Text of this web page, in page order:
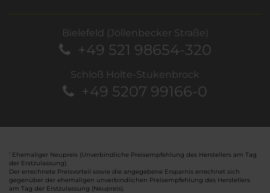
Bielefeld (Jöllenbecker Straße)
+49 521 98654-320
Schloß Holte-Stukenbrock
+49 5207 99166-0
Ehemaliger Neupreis (Unverbindliche Preisempfehlung des Herstellers am Tag
der Erstzulassung).
Der errechnete Preisvorteil sowie die angegebene Ersparnis errechnet sich
gegenüber der ehemaligen unverbindlichen Preisempfehlung des Herstellers
am Tag der Erstzulassung (Neupreis).